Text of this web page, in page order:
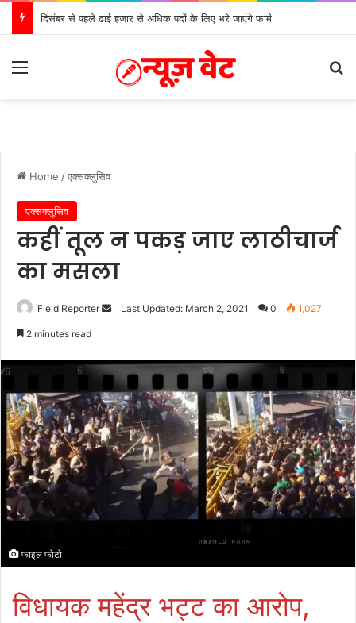
दिसंबर से पहले ढाई हजार से अधिक पदों के लिए भरे जाएंगे फार्म
Menu
Home /एक्सक्लुसिव
एक्सक्लुसिव
कहीं तूल न पकड़ जाए लाठीचार्ज
का मसला
Field Reporter
SendLast Updated: March 2, 2021 0 1,027
2 minutes read
फाइल फोटो
विधायक महेंद्र भट्ट का आरोप,